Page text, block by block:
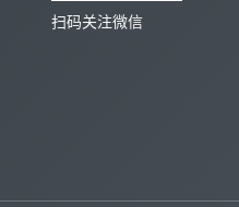
扫码关注微信